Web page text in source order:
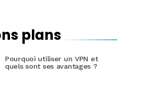
plans
Pourquoi utiliser un VPN et
quels sont ses avantages ?